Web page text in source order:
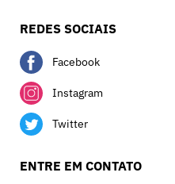
REDES SOCIAIS
Facebook
Instagram
Twitter
ENTRE EM CONTATO